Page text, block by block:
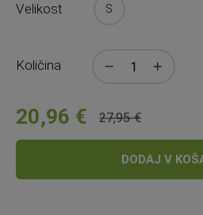
Velikost S
Količina
Cena:
20,96 €
Običajna
27,95 €
DODAJ V